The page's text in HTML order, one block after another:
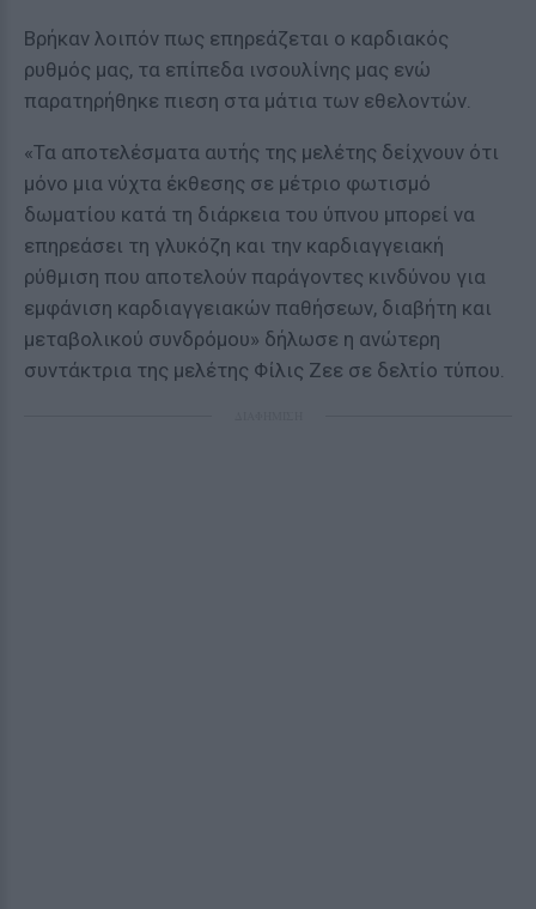
Βρήκαν λοιπόν πως επηρεάζεται ο καρδιακός
ρυθμός μας, τα επίπεδα ινσουλίνης μας ενώ
παρατηρήθηκε πιεση στα μάτια των εθελοντών.
«Τα αποτελέσματα αυτής της μελέτης δείχνουν ότι
μόνο μια νύχτα έκθεσης σε μέτριο φωτισμό
δωματίου κατά τη διάρκεια του ύπνου μπορεί να
επηρεάσει τη γλυκόζη και την καρδιαγγειακή
ρύθμιση που αποτελούν παράγοντες κινδύνου για
εμφάνιση καρδιαγγειακών παθήσεων, διαβήτη και
μεταβολικού συνδρόμου» δήλωσε η ανώτερη
συντάκτρια της μελέτης Φίλις Ζεε σε δελτίο τύπου.